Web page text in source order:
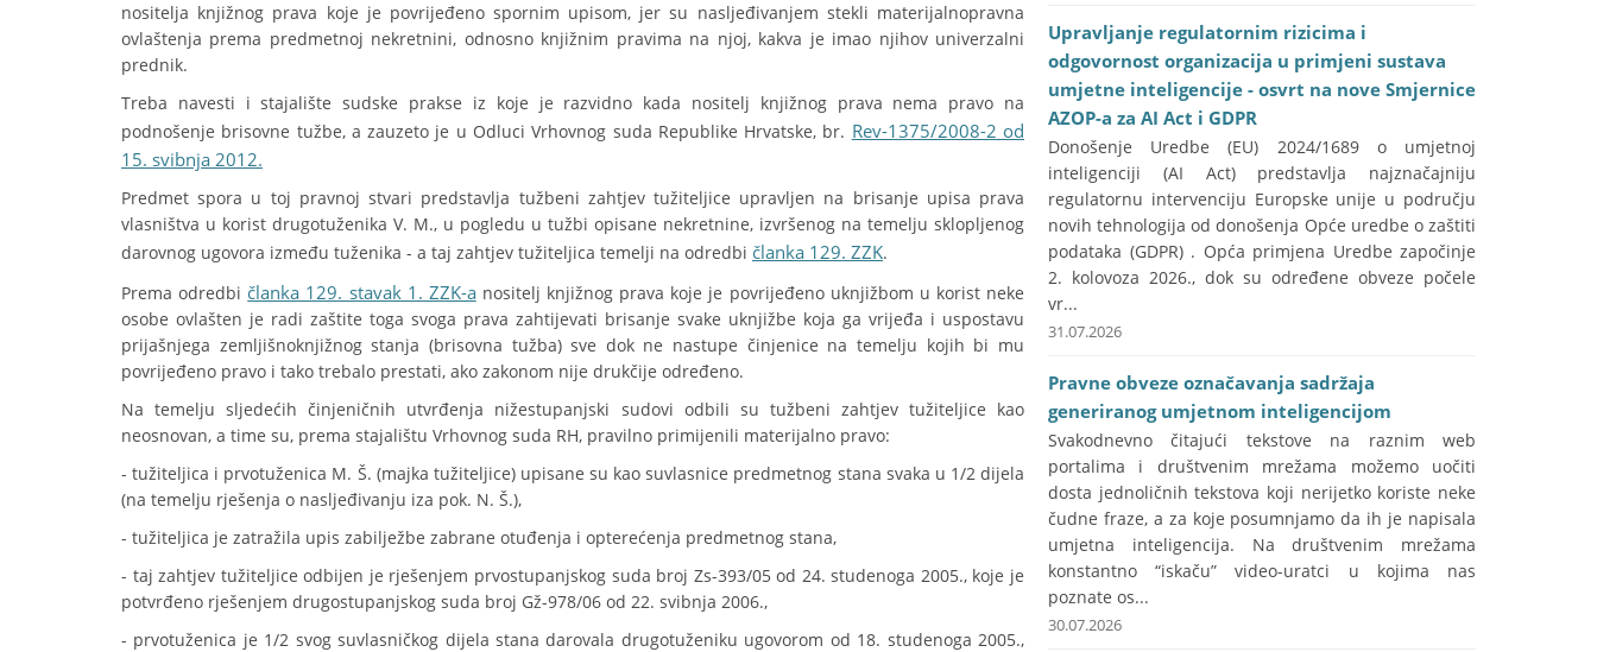
nositelja knjižnog prava koje je povrijeđeno spornim upisom, jer su nasljeđivanjem stekli materijalnopravna
ovlaštenja prema predmetnoj nekretnini, odnosno knjižnim pravima na njoj, kakva je imao njihov univerzalni
prednik.
Treba navesti i stajalište sudske prakse iz koje je razvidno kada nositelj knjižnog prava nema pravo na
podnošenje brisovne tužbe, a zauzeto je u Odluci Vrhovnog suda Republike Hrvatske, br. Rev-1375/2008-2 od
15. svibnja 2012.
Predmet spora u toj pravnoj stvari predstavlja tužbeni zahtjev tužiteljice upravljen na brisanje upisa prava
vlasništva u korist drugotuženika V. M., u pogledu u tužbi opisane nekretnine, izvršenog na temelju sklopljenog
darovnog ugovora između tuženika - a taj zahtjev tužiteljica temelji na odredbi članka 129. ZZK.
Prema odredbi članka 129. stavak 1. ZZK-anositelj knjižnog prava koje je povrijeđeno uknjižbom u korist neke
osobe ovlašten je radi zaštite toga svoga prava zahtijevati brisanje svake uknjižbe koja ga vrijeđa i uspostavu
prijašnjega zemljišnoknjižnog stanja (brisovna tužba) sve dok ne nastupe činjenice na temelju kojih bi mu
povrijeđeno pravo i tako trebalo prestati, ako zakonom nije drukčije određeno.
Na temelju sljedećih činjeničnih utvrđenja nižestupanjski sudovi odbili su tužbeni zahtjev tužiteljice kao
neosnovan, a time su, prema stajalištu Vrhovnog suda RH, pravilno primijenili materijalno pravo:
- tužiteljica i prvotuženica M. Š. (majka tužiteljice) upisane su kao suvlasnice predmetnog stana svaka u 1/2 dijela
(na temelju rješenja o nasljeđivanju iza pok. N. Š.),
- tužiteljica je zatražila upis zabilježbe zabrane otuđenja i opterećenja predmetnog stana,
- taj zahtjev tužiteljice odbijen je rješenjem prvostupanjskog suda broj Zs-393/05 od 24. studenoga 2005., koje je
potvrđeno rješenjem drugostupanjskog suda broj Gž-978/06 od 22. svibnja 2006.,
- prvotuženica je 1/2 svog suvlasničkog dijela stana darovala drugotuženiku ugovorom od 18. studenoga 2005.,
Upravljanje regulatornim rizicima i
odgovornost organizacija u primjeni sustava
umjetne inteligencije - osvrt na nove Smjernice
AZOP-a za AI Act i GDPR
Donošenje Uredbe (EU) 2024/1689 o umjetnoj
inteligenciji (AI Act) predstavlja najznačajniju
regulatornu intervenciju Europske unije u području
novih tehnologija od donošenja Opće uredbe o zaštiti
podataka (GDPR) . Opća primjena Uredbe započinje
2. kolovoza 2026., dok su određene obveze počele
vr...
31.07.2026
Pravne obveze označavanja sadržaja
generiranog umjetnom inteligencijom
Svakodnevno čitajući tekstove na raznim web
portalima i društvenim mrežama možemo uočiti
dosta jednoličnih tekstova koji nerijetko koriste neke
čudne fraze, a za koje posumnjamo da ih je napisala
umjetna inteligencija. Na društvenim mrežama
konstantno “iskaču” video-uratci u kojima nas
poznate os...
30.07.2026